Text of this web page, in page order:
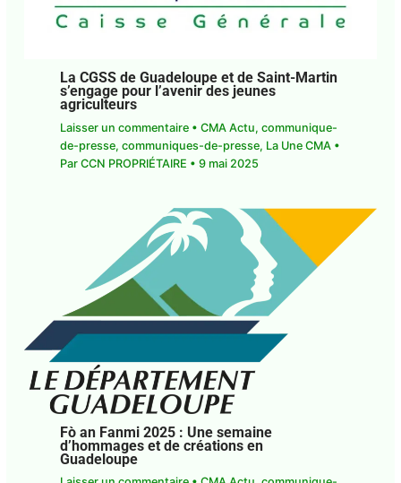
agriculteurs
Laisser un commentaire •CMA Actu,
communique-de-presse
presse, La Une CMA• Par CCN PROPRIÉTAIRE•9
mai 2025
Fò an Fanmi 2025 : Une semaine
Guadeloupe
Laisser un commentaire
communique-de-presse
communiques-de-